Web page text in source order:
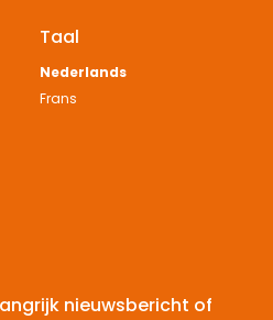
Taal
Nederlands
Frans
nieuwsbericht of